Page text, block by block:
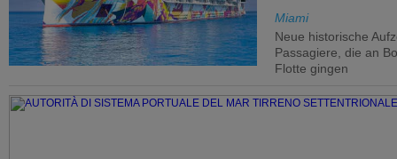
Miami
Neue historische
Passagiere, die an
Flotte gingen